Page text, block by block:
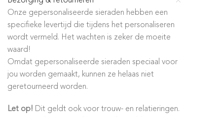
Onze gepersonaliseerde sieraden hebben een
specifieke levertijd die tijdens het personaliseren
wordt vermeld. Het wachten is zeker de moeite
waard!
Omdat gepersonaliseerde sieraden speciaal voor
jou worden gemaakt, kunnen ze helaas niet
geretourneerd worden.
Let op! Dit geldt ook voor trouw- en relatieringen.